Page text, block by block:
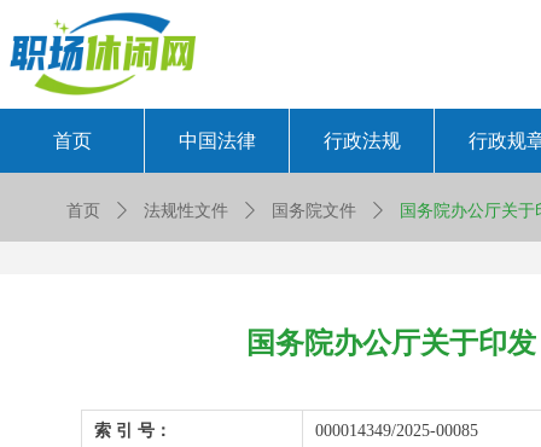
首页 中国法律 行政法规 行政规
国务院办公厅关于印
索 引 号： 000014349/2025-00085
首页 ꄲ 法规性文件 ꄲ 国务院文件 ꄲ 国务院办公厅关